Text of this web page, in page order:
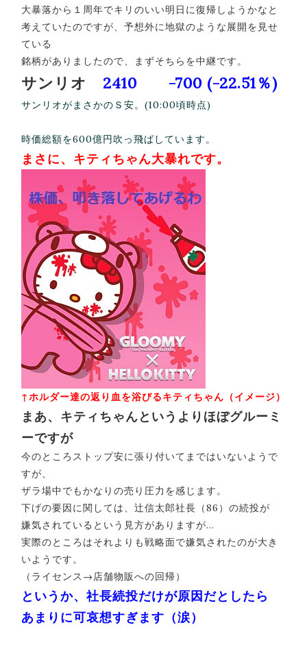
大暴落から１周年でキリのいい明日に復帰しようかなと
考えていたのですが、予想外に地獄のような展開を見せ
ている
銘柄がありましたので、まずそちらを中継です。
サンリオ 2410 -700 (-22.51％)
サンリオがまさかのＳ安。(10:00頃時点)
時価総額を600億円吹っ飛ばしています。
まさに、キティちゃん大暴れです。
↑ホルダー達の返り血を浴びるキティちゃん（イメージ）
まあ、キティちゃんというよりほぼグルーミ
ーですが
今のところストップ安に張り付いてまではいないようで
すが、
ザラ場中でもかなりの売り圧力を感じます。
下げの要因に関しては、辻信太郎社長（86）の続投が
嫌気されているという見方がありますが…
実際のところはそれよりも戦略面で嫌気されたのが大き
いようです。
（ライセンス→店舗物販への回帰）
というか、社長続投だけが原因だとしたら
あまりに可哀想すぎます（涙）